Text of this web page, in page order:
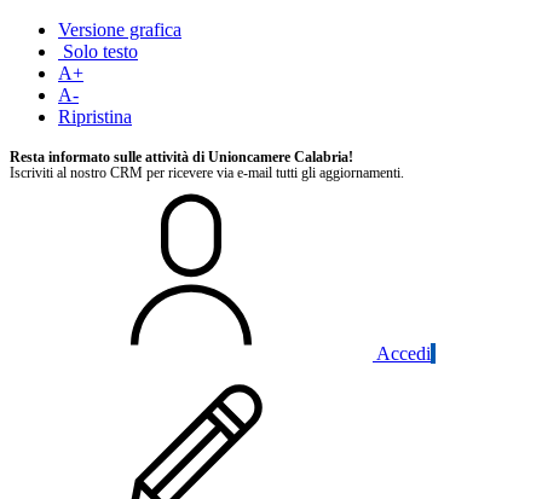
Versione grafica
Solo testo
A+
A-
Ripristina
Resta informato sulle attività di Unioncamere Calabria!
Iscriviti al nostro CRM per ricevere via e-mail tutti gli aggiornamenti.
Accedi